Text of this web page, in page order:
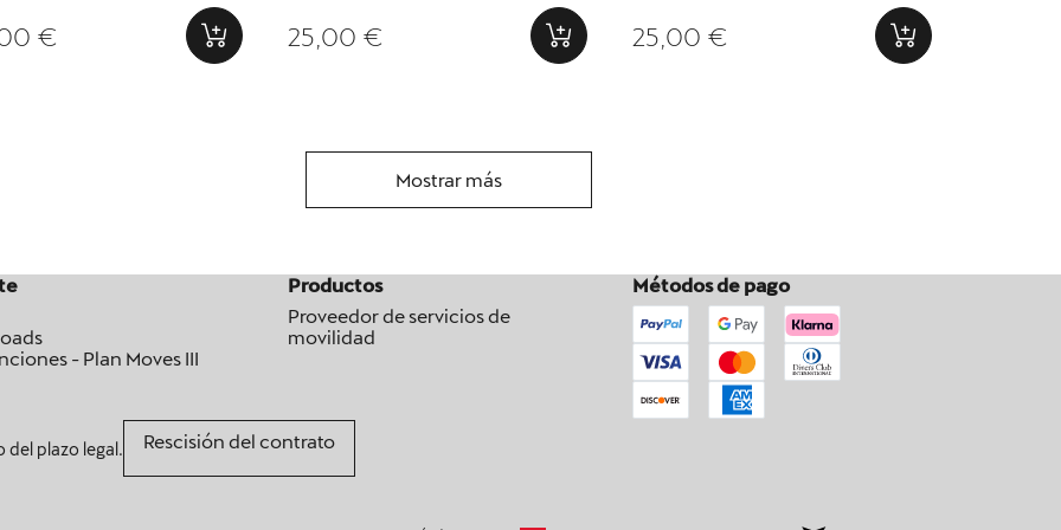
la energía (incluye un cable RS-
€ 25,00 € 25,00 €
Mostrar más
- Plan Moves III
Productos
Proveedor de servicios de
movilidad
Métodos de pago
del plazo legal. Rescisión del contrato